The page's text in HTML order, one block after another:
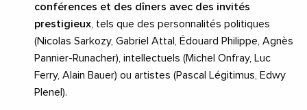
conférences et des dîners avec des invités
prestigieux , tels que des personnalités politiques
(Nicolas Sarkozy, Gabriel Attal, Édouard Philippe, Agnès
Pannier-Runacher), intellectuels (Michel Onfray, Luc
Ferry, Alain Bauer) ou artistes (Pascal Légitimus, Edwy
Plenel).